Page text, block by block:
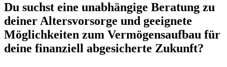
Du suchst eine unabhängige Beratung zu
deiner Altersvorsorge und geeignete
Möglichkeiten zum Vermögensaufbau für
deine finanziell abgesicherte Zukunft?